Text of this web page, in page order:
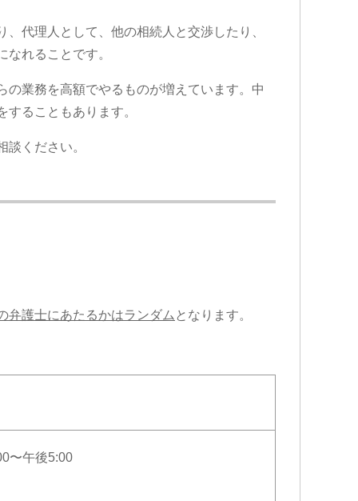
代理人として、他の相続人と交渉したり、
れることです。
業務を高額でやるものが増えています。中
ることもあります。
ください。
弁護士にあたるかはランダム となります。
〜午後5:00